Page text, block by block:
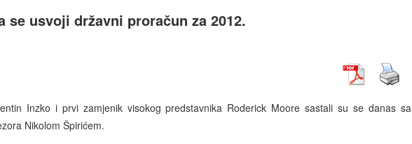
se usvoji državni proračun za 2012.
Inzko i prvi zamjenik visokog predstavnika Roderick Moore sastali su se danas sa
Nikolom Špirićem.